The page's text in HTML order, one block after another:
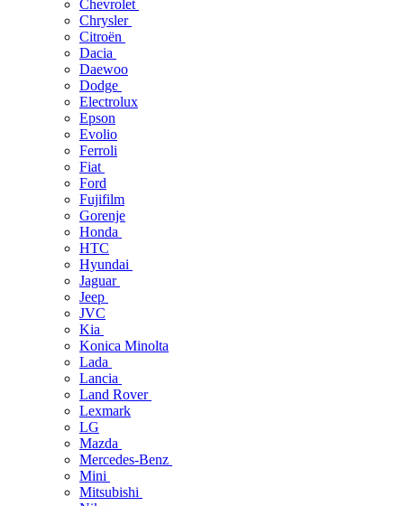
Chevrolet
Chrysler
Citroën
Dacia
Daewoo
Dodge
Electrolux
Epson
Evolio
Ferroli
Fiat
Ford
Fujifilm
Gorenje
Honda
HTC
Hyundai
Jaguar
Jeep
JVC
Kia
Konica Minolta
Lada
Lancia
Land Rover
Lexmark
LG
Mazda
Mercedes-Benz
Mini
Mitsubishi